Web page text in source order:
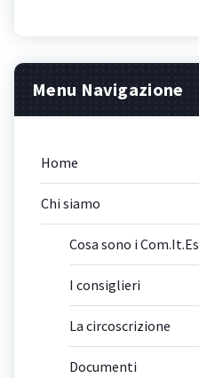
Menu Navigazione
Home
Chi siamo
Cosa sono i Com.It.Es
I consiglieri
La circoscrizione
Documenti